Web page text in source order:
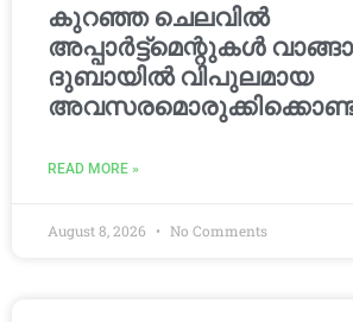
കുറഞ്ഞ ചെലവിൽ
അപ്പാർട്ട്മെന്റുകൾ
ദുബായിൽ വിപുലമായ
അവസരമൊരുക്കിക്കൊണ്ട്
READ MORE »
August 8, 2026 No Comments